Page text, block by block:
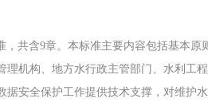
共含9章。本标准主要内容包括基本原
机构、地方水行政主管部门、水利工
安全保护工作提供技术支撑，对维护